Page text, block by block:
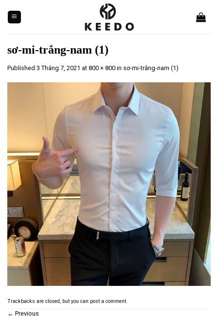
content
sơ-mi-trắng-nam (1)
Published 3 Tháng 7, 2021 at 800 × 800 in sơ-mi-trắng-nam (1)
Trackbacks are closed, but you can post a comment.
← Previous